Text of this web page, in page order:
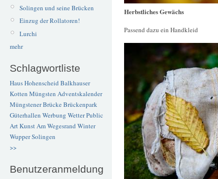
Solingen und seine Brücken
Einzug der Rollatoren!
Lurchi
mehr
Schlagwortliste
Haus Hohenscheid Balkhauser
Kotten Müngsten Adventskalender
Müngstener BrückeBrückenpark
Güterhallen Werbung WetterPublic
ArtKunstAm Wegesrand Winter
WupperSolingen
>>
Benutzeranmeldung
Herbstliches Gewächs
Passend dazu ein Handkleid